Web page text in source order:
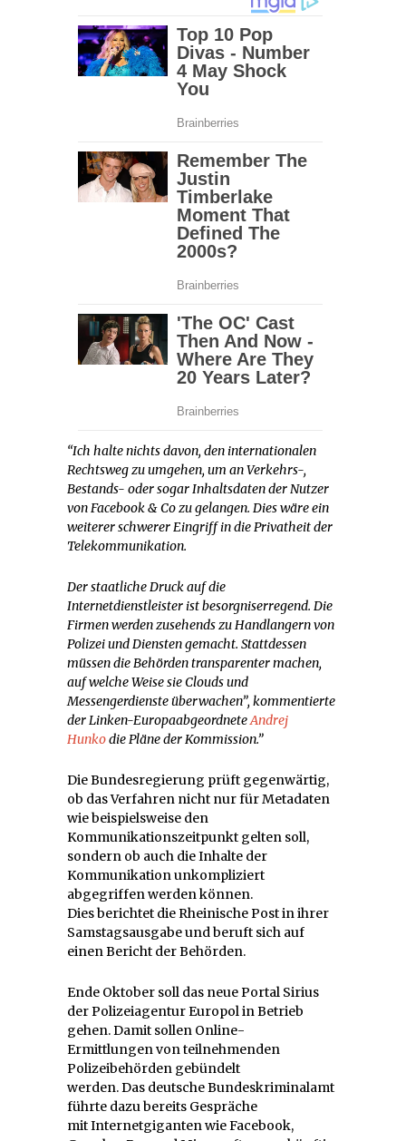
“Ich halte nichts davon, den internationalen
Rechtsweg zu umgehen, um an Verkehrs-,
Bestands- oder sogar Inhaltsdaten der Nutzer
von Facebook & Co zu gelangen. Dies wäre ein
weiterer schwerer Eingriff in die Privatheit der
Telekommunikation.
Der staatliche Druck auf die
Internetdienstleister ist besorgniserregend. Die
Firmen werden zusehends zu Handlangern von
Polizei und Diensten gemacht. Stattdessen
müssen die Behörden transparenter machen,
auf welche Weise sie Clouds und
Messengerdienste überwachen”, kommentierte
der Linken-EuropaabgeordneteAndrej
Hunkodie Pläne der Kommission.”
Die Bundesregierung prüft gegenwärtig,
ob das Verfahren nicht nur für Metadaten
wie beispielsweise den
Kommunikationszeitpunkt gelten soll,
sondern ob auch die Inhalte der
Kommunikation unkompliziert
abgegriffen werden können.
Dies berichtet die Rheinische Post in ihrer
Samstagsausgabe und beruft sich auf
einen Bericht der Behörden.
Ende Oktober soll das neue Portal Sirius
der Polizeiagentur Europol in Betrieb
gehen. Damit sollen Online-
Ermittlungen von teilnehmenden
Polizeibehörden gebündelt
werden. Das deutsche Bundeskriminalamt
führte dazu bereits Gespräche
mit Internetgiganten wie Facebook,